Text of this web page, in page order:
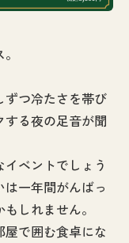
ずつ冷たさを帯び
る夜の足音が聞
ベントでしょう
一年間がんばっ
しれません。
で囲む食卓にな